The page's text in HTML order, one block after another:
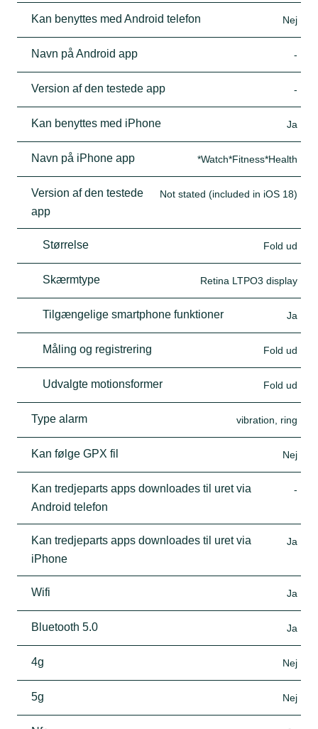
Kan benyttes med Android telefon Nej
Navn på Android app -
Version af den testede app -
Kan benyttes med iPhone Ja
Navn på iPhone app *Watch*Fitness*Health
Version af den testede
app
Not stated (included in iOS 18)
Størrelse Fold ud
Skærmtype Retina LTPO3 display
Tilgængelige smartphone funktioner Ja
Måling og registrering Fold ud
Udvalgte motionsformer Fold ud
Type alarm vibration, ring
Kan følge GPX fil Nej
Kan tredjeparts apps downloades til uret via
Android telefon
-
Kan tredjeparts apps downloades til uret via
iPhone
Ja
Wifi Ja
Bluetooth 5.0 Ja
4g Nej
5g Nej